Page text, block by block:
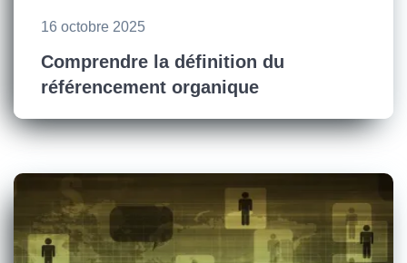
16 octobre 2025
Comprendre la définition du
référencement organique